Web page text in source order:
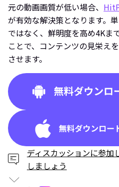
元の動画画質が低い場合、
が有効な解決策となります。
ではなく、鮮明度を高め4Kま
ことで、コンテンツの見栄え
させます。
ディスカッションに参加
しましょう